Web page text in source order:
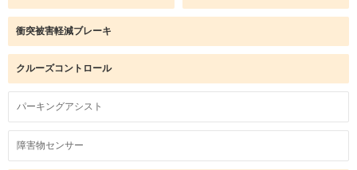
衝突被害軽減ブレーキ
クルーズコントロール
パーキングアシスト
障害物センサー